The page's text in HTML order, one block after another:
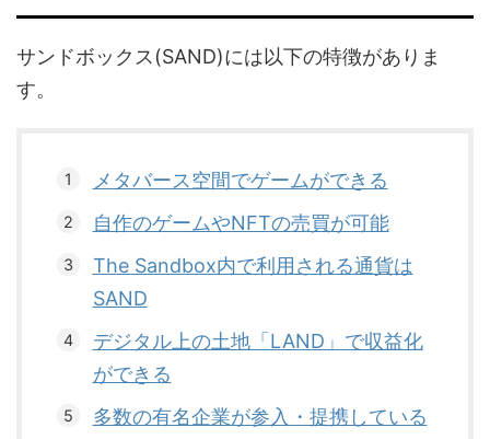
サンドボックス(SAND)には以下の特徴がありま
す。
メタバース空間でゲームができる
自作のゲームやNFTの売買が可能
The Sandbox内で利用される通貨は
SAND
デジタル上の土地「LAND」で収益化
ができる
多数の有名企業が参入・提携している